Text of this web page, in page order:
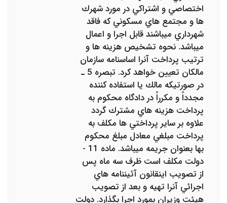
اختصاصي و اشتراكي در مورد شهرك
ها و مجتمع هاي مسكوني كه فاقد
شهرداري ميباشند قابل اجرا و اعمال
ميباشد. نحوه تشخيص هزينه ها و
ترتيب پرداخت آنرا اساسنامه سازمان
مالكان تعيين خواهد كرد. تبصره 5 ـ
در صورتيكه مالك يا استفاده كننده
مجدداً و مكرراً در دادگاه محكوم به
پرداخت هزينه هاي مشترك گردد
علاوه بر ساير پرداختي ها مكلف به
پرداخت مبلغي معادل مبلغ محكوم
بها بعنوان جريمه ميباشد. ماده 11 -
دولت مكلف است ظرف سه ماه پس
از تصويب اينقانون آئيننامه ‌هاي
اجرائي آنرا تهيه و بعد از تصويب
هيئت وزيران بمورد اجرا بگذارد. دولت